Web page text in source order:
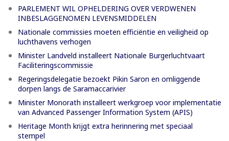
PARLEMENT WIL OPHELDERING OVER VERDWENEN
INBESLAGGENOMEN LEVENSMIDDELEN
Nationale commissies moeten efficiëntie en veiligheid op
luchthavens verhogen
Minister Landveld installeert Nationale Burgerluchtvaart
Faciliteringscommissie
Regeringsdelegatie bezoekt Pikin Saron en omliggende
dorpen langs de Saramaccarivier
Minister Monorath installeert werkgroep voor implementatie
van Advanced Passenger Information System (APIS)
Heritage Month krijgt extra herinnering met speciaal
stempel